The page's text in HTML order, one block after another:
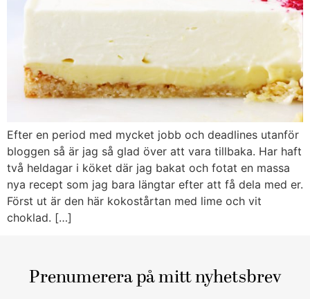
Efter en period med mycket jobb och deadlines utanför
bloggen så är jag så glad över att vara tillbaka. Har haft
två heldagar i köket där jag bakat och fotat en massa
nya recept som jag bara längtar efter att få dela med er.
Först ut är den här kokostårtan med lime och vit
choklad. […]
Prenumerera på mitt nyhetsbrev